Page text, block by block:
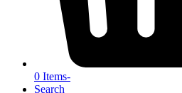
0 Items-
Search